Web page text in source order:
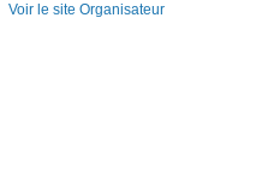
Voir le site Organisateur